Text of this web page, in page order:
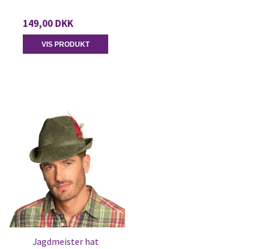
149,00 DKK
VIS PRODUKT
Jagdmeister hat